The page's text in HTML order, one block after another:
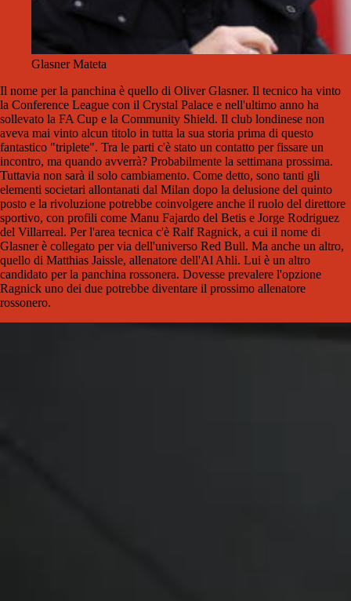
Glasner Mateta
Il nome per la panchina è quello di Oliver Glasner. Il tecnico ha vinto
la Conference League con il Crystal Palace e nell'ultimo anno ha
sollevato la FA Cup e la Community Shield. Il club londinese non
aveva mai vinto alcun titolo in tutta la sua storia prima di questo
fantastico "triplete". Tra le parti c'è stato un contatto per fissare un
incontro, ma quando avverrà? Probabilmente la settimana prossima.
Tuttavia non sarà il solo cambiamento. Come detto, sono tanti gli
elementi societari allontanati dal Milan dopo la delusione del quinto
posto e la rivoluzione potrebbe coinvolgere anche il ruolo del direttore
sportivo, con profili come Manu Fajardo del Betis e Jorge Rodriguez
del Villarreal. Per l'area tecnica c'è Ralf Ragnick, a cui il nome di
Glasner è collegato per via dell'universo Red Bull. Ma anche un altro,
quello di Matthias Jaissle, allenatore dell'Al Ahli. Lui è un altro
candidato per la panchina rossonera. Dovesse prevalere l'opzione
Ragnick uno dei due potrebbe diventare il prossimo allenatore
rossonero.